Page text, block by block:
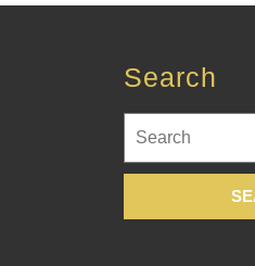
Search
for: